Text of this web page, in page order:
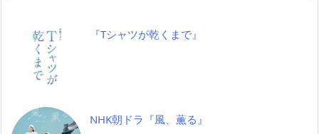
『Tシャツが乾くまで』
NHK朝ドラ『風、薫る』